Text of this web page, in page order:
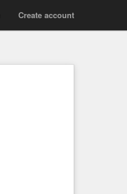
Create account